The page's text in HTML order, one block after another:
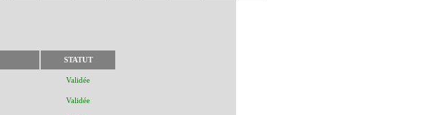
STATUT
Validée
Validée